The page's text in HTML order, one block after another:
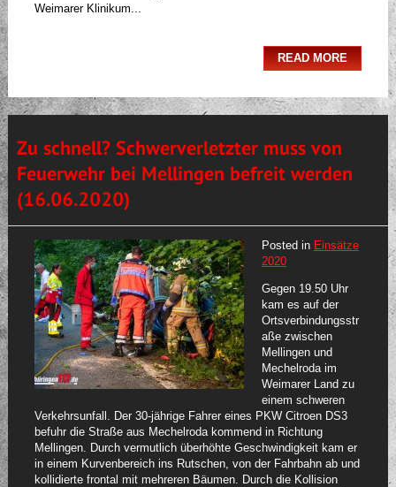
Weimarer Klinikum...
READ MORE
Zu schnell? Schwerverletzter muss von
Feuerwehr bei Mellingen befreit werden
(16.06.2020)
Posted in Einsätze
2020
Gegen 19.50 Uhr
kam es auf der
Ortsverbindungsstr
aße zwischen
Mellingen und
Mechelroda im
Weimarer Land zu
einem schweren
Verkehrsunfall. Der 30-jährige Fahrer eines PKW Citroen DS3
befuhr die Straße aus Mechelroda kommend in Richtung
Mellingen. Durch vermutlich überhöhte Geschwindigkeit kam er
in einem Kurvenbereich ins Rutschen, von der Fahrbahn ab und
kollidierte frontal mit mehreren Bäumen. Durch die Kollision